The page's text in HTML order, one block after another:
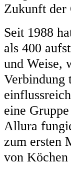
Zukunft der
Seit 1988
als 400
und Weise,
Verbindung
eine
Allura
zum ersten
von